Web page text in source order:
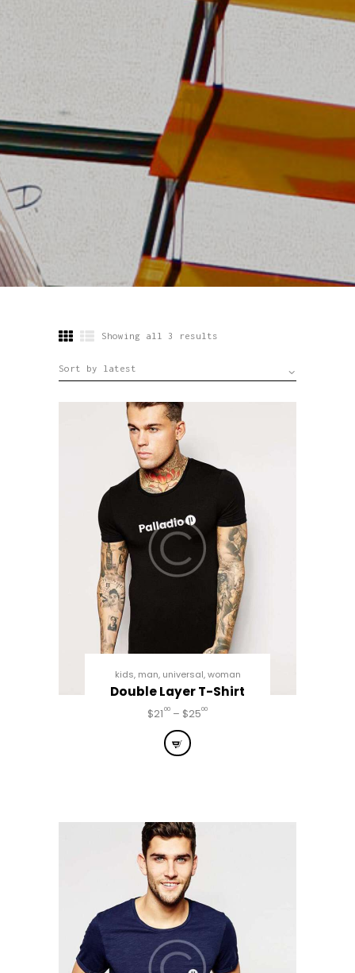
Showing all 3 results
kids, man, universal,woman
Double Layer T-Shirt
$2100– $2500